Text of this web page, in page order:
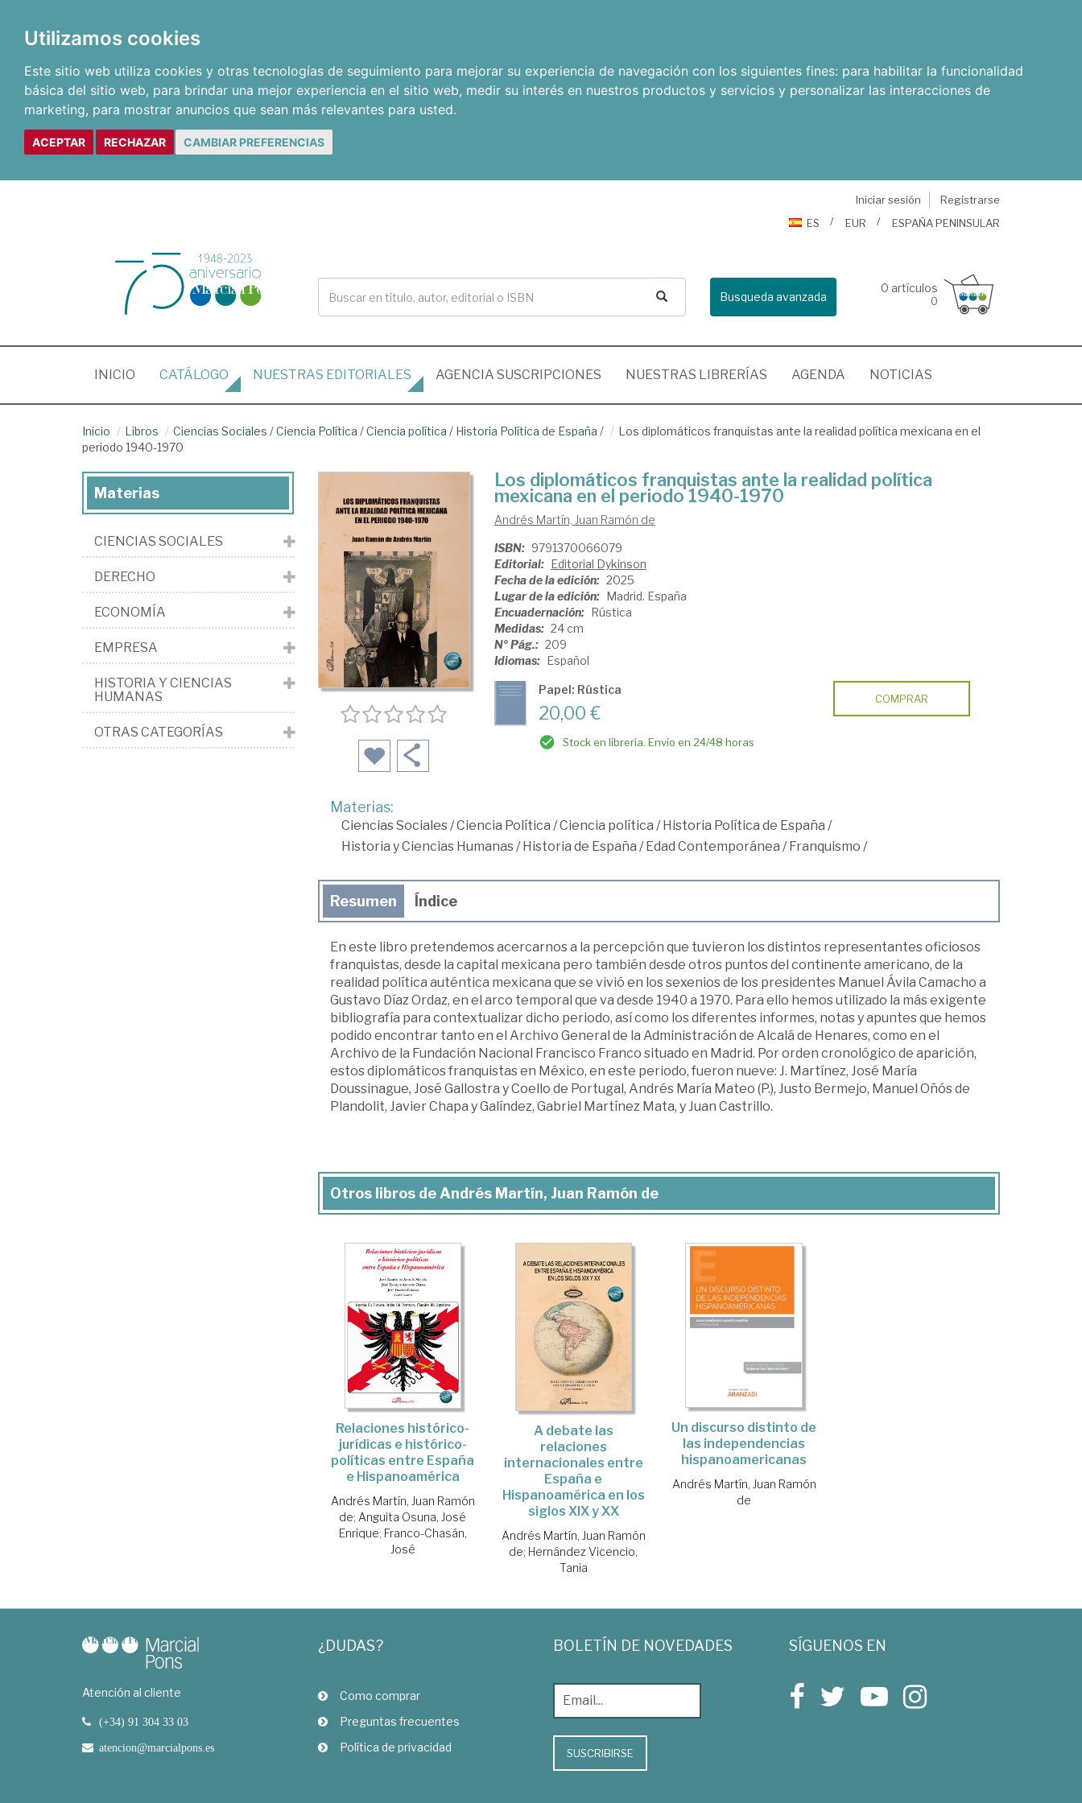
Utilizamos cookies
Este sitio web utiliza cookies y otras tecnologías de seguimiento para mejorar su experiencia de navegación con los siguientes fines: para habilitar la funcionalidad
básica del sitio web, para brindar una mejor experiencia en el sitio web, medir su interés en nuestros productos y servicios y personalizar las interacciones de
marketing, para mostrar anuncios que sean más relevantes para usted.
ACEPTAR RECHAZAR CAMBIAR PREFERENCIAS
Iniciar sesión
Registrarse
ES
EUR ESPAÑA PENINSULAR
Busqueda avanzada
0 artículos
0
INICIO (CURRENT)
CATÁLOGO NUESTRAS EDITORIALES AGENCIA SUSCRIPCIONES NUESTRAS LIBRERÍAS AGENDA NOTICIAS
Inicio Libros Ciencias Sociales /Ciencia Política /Ciencia política / Historia Política de España /
Los diplomáticos franquistas ante la realidad política mexicana en el
periodo 1940-1970
Los diplomáticos franquistas ante la realidad política
mexicana en el periodo 1940-1970
Andrés Martín, Juan Ramón de
ISBN: 9791370066079
Editorial: Editorial Dykinson
Fecha de la edición: 2025
Lugar de la edición: Madrid. España
Encuadernación: Rústica
Medidas: 24 cm
Nº Pág.: 209
Idiomas: Español
Papel: Rústica
20,00 €
Stock en librería. Envío en 24/48 horas
COMPRAR
Materias:
Ciencias Sociales/Ciencia Política /Ciencia política / Historia Política de España /
Historia y Ciencias Humanas/ Historia de España / Edad Contemporánea / Franquismo /
Resumen Índice
En este libro pretendemos acercarnos a la percepción que tuvieron los distintos representantes oficiosos
franquistas, desde la capital mexicana pero también desde otros puntos del continente americano, de la
realidad política auténtica mexicana que se vivió en los sexenios de los presidentes Manuel Ávila Camacho a
Gustavo Díaz Ordaz, en el arco temporal que va desde 1940 a 1970. Para ello hemos utilizado la más exigente
bibliografía para contextualizar dicho periodo, así como los diferentes informes, notas y apuntes que hemos
podido encontrar tanto en el Archivo General de la Administración de Alcalá de Henares, como en el
Archivo de la Fundación Nacional Francisco Franco situado en Madrid. Por orden cronológico de aparición,
estos diplomáticos franquistas en México, en este periodo, fueron nueve: J. Martínez, José María
Doussinague, José Gallostra y Coello de Portugal, Andrés María Mateo (P.), Justo Bermejo, Manuel Oñós de
Plandolit, Javier Chapa y Galíndez, Gabriel Martínez Mata, y Juan Castrillo.
Otros libros de Andrés Martín, Juan Ramón de
Relaciones histórico-
jurídicas e histórico-
políticas entre España
e Hispanoamérica
Andrés Martín, Juan Ramón
de; Anguita Osuna, José
Enrique; Franco-Chasán,
José
A debate las
relaciones
internacionales entre
España e
Hispanoamérica en los
siglos XIX y XX
Andrés Martín, Juan Ramón
de; Hernández Vicencio,
Tania
Un discurso distinto de
las independencias
hispanoamericanas
Andrés Martín, Juan Ramón
de
Materias
CIENCIAS SOCIALES
DERECHO
ECONOMÍA
EMPRESA
HISTORIA Y CIENCIAS
HUMANAS
OTRAS CATEGORÍAS
Atención al cliente
(+34) 91 304 33 03
atencion@marcialpons.es
¿DUDAS?
Como comprar
Preguntas frecuentes
Política de privacidad
BOLETÍN DE NOVEDADES
SUSCRIBIRSE
SÍGUENOS EN